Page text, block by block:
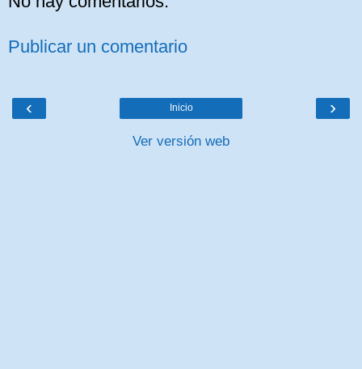
Publicar un comentario
‹ ›
Inicio
Ver versión web